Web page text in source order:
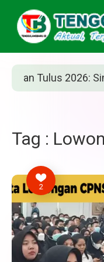
Tulus 2026: Simak
Tag :
2